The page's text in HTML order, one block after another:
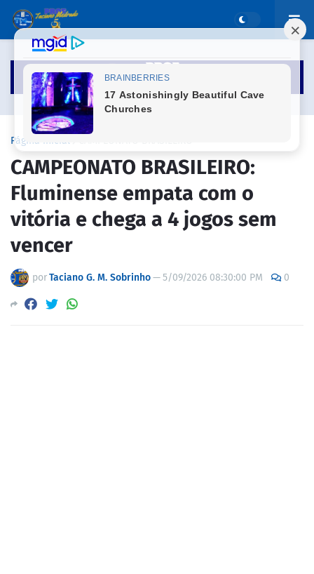
Página inicial
CAMPEONATO BRASILEIRO:
Fluminense empata com o
vitória e chega a 4 jogos sem
vencer
porTaciano G. M. Sobrinho—5/09/2026 08:30:00 PM 0